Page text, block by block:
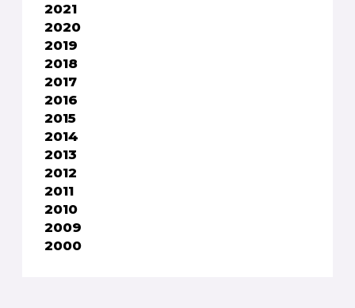
2021
2020
2019
2018
2017
2016
2015
2014
2013
2012
2011
2010
2009
2000